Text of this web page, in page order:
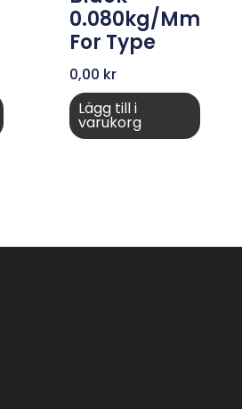
0.080kg/mm
For Type
0,00 kr
Lägg till i
varukorg